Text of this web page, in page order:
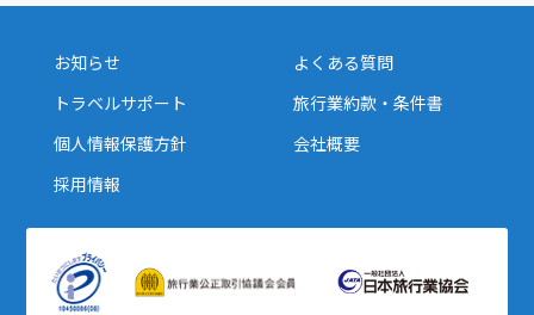
お知らせ
よくある質問
トラベルサポート
旅行業約款・条件書
個人情報保護方針
会社概要
採用情報